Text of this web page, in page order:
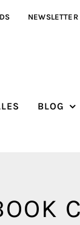
NEWSLETTER
BLOG